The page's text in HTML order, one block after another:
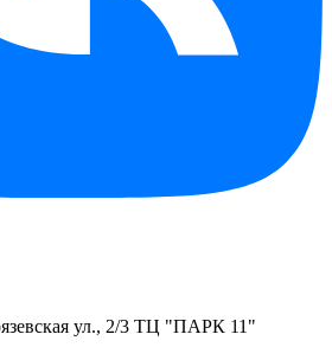
ул., 2/3 ТЦ "ПАРК 11"